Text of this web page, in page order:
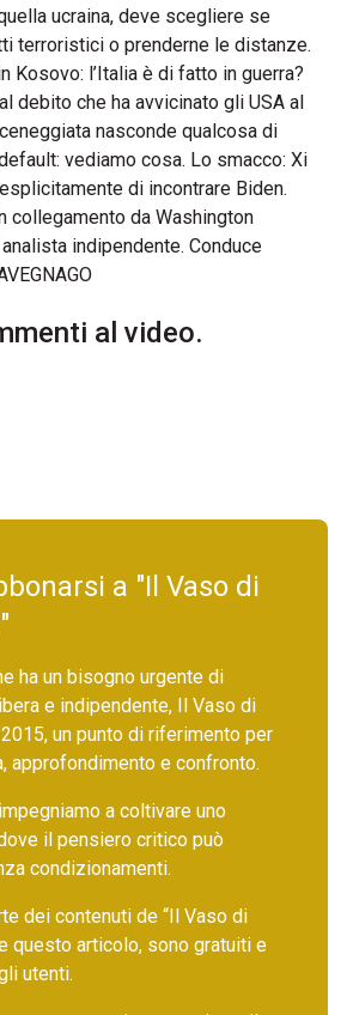
ucraina, deve scegliere se
terroristici o prenderne le distanze.
Kosovo: l’Italia è di fatto in guerra?
debito che ha avvicinato gli USA al
nasconde qualcosa di
vediamo cosa. Lo smacco: Xi
di incontrare Biden.
collegamento da Washington
indipendente. Conduce
al video.
a "Il Vaso di
ha un bisogno urgente di
e indipendente, Il Vaso di
un punto di riferimento per
approfondimento e confronto.
a coltivare uno
il pensiero critico può
condizionamenti.
dei contenuti de “Il Vaso di
questo articolo, sono gratuiti e
utenti.